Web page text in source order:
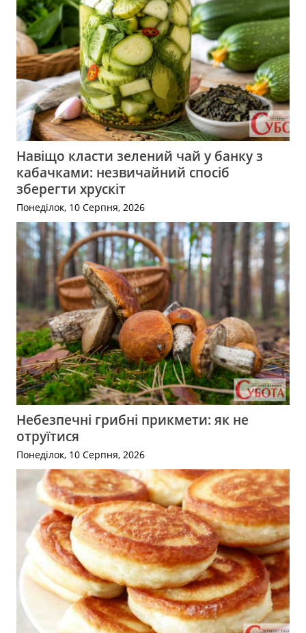
Навіщо класти зелений чай у банку з
кабачками: незвичайний спосіб
зберегти хрускіт
Понеділок, 10 Серпня, 2026
Небезпечні грибні прикмети: як не
отруїтися
Понеділок, 10 Серпня, 2026